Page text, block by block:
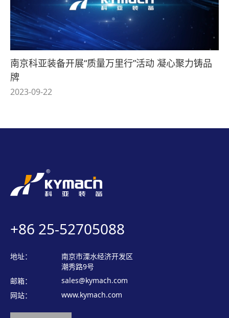
南京科亚装备开展“质量万里行”活动 凝心聚力铸品
牌
2023-09-22
+86 25-52705088
地址：
南京市溧水经济开发区
潮秀路9号
邮箱：
sales@kymach.com
网站：
www.kymach.com